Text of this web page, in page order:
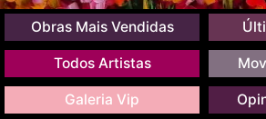
Obras Mais Vendidas
Todos Artistas
Galeria Vip